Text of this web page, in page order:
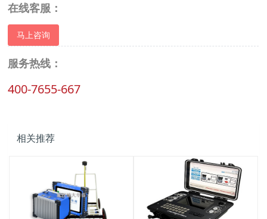
在线客服：
马上咨询
服务热线：
400-7655-667
相关推荐